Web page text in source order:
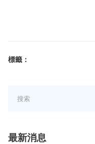
標籤：
最新消息